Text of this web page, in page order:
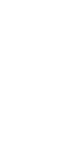
La Policía
en la
través de
La
que contactó
alzar el vuelo